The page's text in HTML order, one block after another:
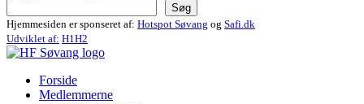
Søg
Hjemmesiden er sponseret af: Hotspot Søvang og Safi.dk
Udviklet af: H1H2
Forside
Medlemmerne